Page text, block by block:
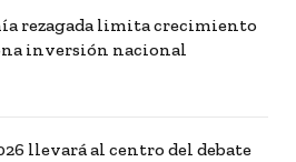
rezagada limita crecimiento
inversión nacional
llevará al centro del debate